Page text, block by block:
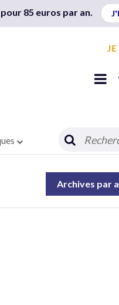
85 euros par an.
Archives par